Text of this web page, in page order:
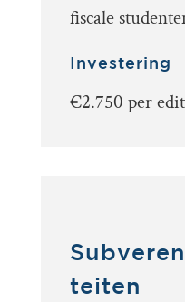
fiscale
Investering
€2.750 per
teiten